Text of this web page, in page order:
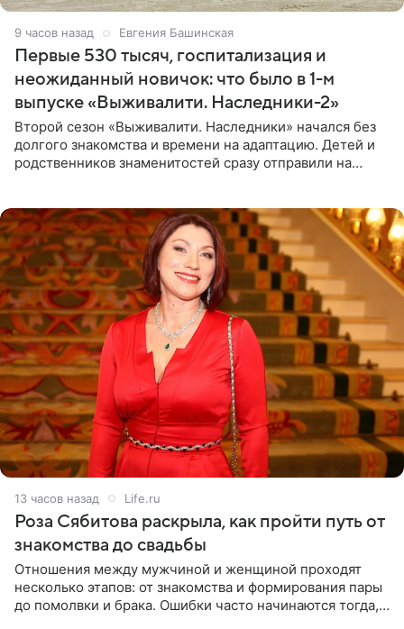
9 часов назад Евгения Башинская
Первые 530 тысяч, госпитализация и
неожиданный новичок: что было в 1-м
выпуске «Выживалити. Наследники-2»
Второй сезон «Выживалити. Наследники» начался без
долгого знакомства и времени на адаптацию. Детей и
родственников знаменитостей сразу отправили на
13 часов назад Life.ru
Роза Сябитова раскрыла, как пройти путь от
знакомства до свадьбы
Отношения между мужчиной и женщиной проходят
несколько этапов: от знакомства и формирования пары
до помолвки и брака. Ошибки часто начинаются тогда,